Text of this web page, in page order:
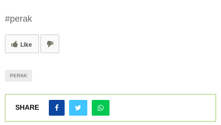
#perak
Like
PERAK
SHARE